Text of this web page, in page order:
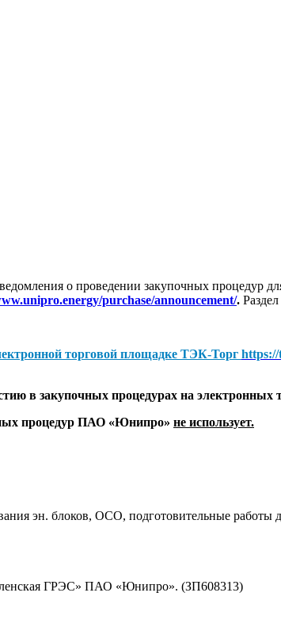
о проведении закупочных
purchase/announcement/.
торговой площадке ТЭК-Торг
в закупочных процедурах на электронных
процедур ПАО «Юнипро» не использует.
эн. блоков, ОСО, подготовительные
ГРЭС» ПАО «Юнипро». (ЗП608313)